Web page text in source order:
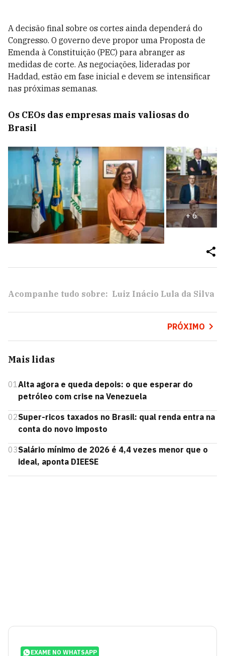
A decisão final sobre os cortes ainda dependerá do
Congresso. O governo deve propor uma Proposta de
Emenda à Constituição (PEC) para abranger as
medidas de corte. As negociações, lideradas por
Haddad, estão em fase inicial e devem se intensificar
nas próximas semanas.
Os CEOs das empresas mais valiosas do
Brasil
+6
Acompanhe tudo sobre: Luiz Inácio Lula da Silva
PRÓXIMO
Mais lidas
01 Alta agora e queda depois: o que esperar do
petróleo com crise na Venezuela
02Super-ricos taxados no Brasil: qual renda entra na
conta do novo imposto
03Salário mínimo de 2026 é 4,4 vezes menor que o
ideal, aponta DIEESE
EXAME NO WHATSAPP